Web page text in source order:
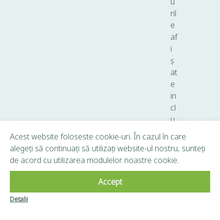
ril
e
af
i
ș
at
e
in
cl
u
T
V
A.
Copyright © 2026 Frunză Verde - Toate drepturile
Acest website foloseste cookie-uri. În cazul în care
alegeți să continuați să utilizați website-ul nostru, sunteți
de acord cu utilizarea modulelor noastre cookie.
Accept
Detalii